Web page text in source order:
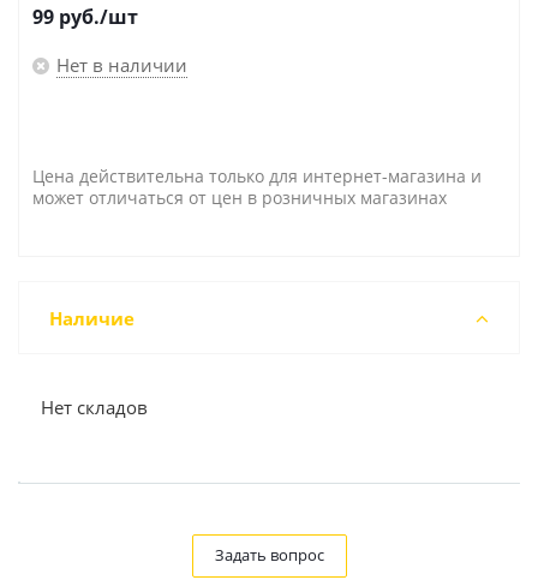
99 руб./шт
Нет в наличии
Цена действительна только для интернет-магазина и
может отличаться от цен в розничных магазинах
Наличие
Нет складов
Задать вопрос